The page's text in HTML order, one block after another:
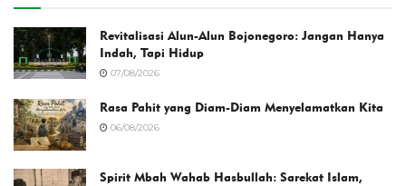
Revitalisasi Alun-Alun Bojonegoro: Jangan Hanya
Indah, Tapi Hidup
07/08/2026
Rasa Pahit yang Diam-Diam Menyelamatkan Kita
06/08/2026
Spirit Mbah Wahab Hasbullah: Sarekat Islam,